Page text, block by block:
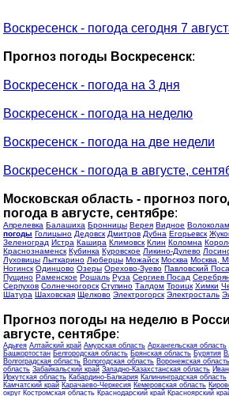
Воскресенск - погода сегодня 7
Прогноз погоды Воскресенск:
Воскресенск - погода на 3 дня
Воскресенск - погода на неделю
Воскресенск - погода на две недели
Воскресенск - погода в августе,
Московская область - прогноз
погода в августе, сентябре:
Апрелевка Балашиха Бронницы Верея Видное
погоды Голицыно Дедовск Дмитров Дубна Егорьевск
Зеленоград Истра Кашира Климовск Клин Коломна
Краснознаменск Кубинка Куровское Ликино-Дулево
Луховицы Лыткарино Люберцы Можайск Москва Москва,
Ногинск Одинцово Озеры Орехово-Зуево Павловский
Пущино Раменское Рошаль Руза Сергиев Посад
Серпухов Солнечногорск Ступино Талдом Троицк Химки
Шатура Шаховская Щелково Электрогорск Электросталь
Прогноз погоды на неделю в
августе, сентябре:
Адыгея Алтайский край Амурская область Архангельская область
Башкортостан Белгородская область Брянская область Бурятия
Волгоградская область Вологодская область Воронежская область
область Забайкальский край Западно-Казахстанская область
Иркутская область Кабардино-Балкария Калининградская область
Камчатский край Карачаево-Черкесия Кемеровская область
округ Костромская область Краснодарский край Красноярский